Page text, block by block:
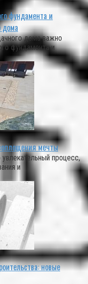
фундамента и
дома
дома важно
фундамента и
мечты
процесс,
и
новые